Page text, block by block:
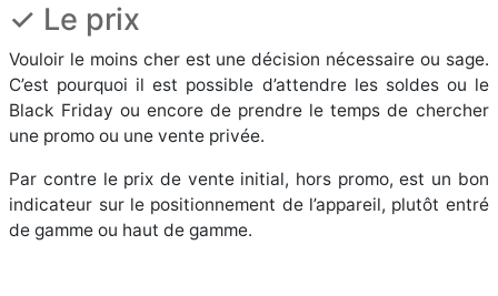
✓ Le prix
Vouloir le moins cher est une décision nécessaire ou sage.
C’est pourquoi il est possible d’attendre les soldes ou le
Black Friday ou encore de prendre le temps de chercher
une promo ou une vente privée.
Par contre le prix de vente initial, hors promo, est un bon
indicateur sur le positionnement de l’appareil, plutôt entré
de gamme ou haut de gamme.